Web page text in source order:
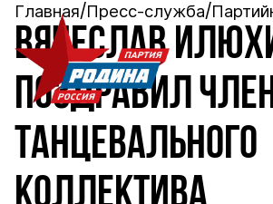
Главная Пресс-служба
ВЯЧЕСЛАВ
ПОЗДРАВИЛ
ТАНЦЕВАЛЬНОГО